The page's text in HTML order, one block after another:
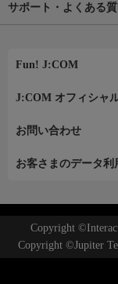
サポート・よくある質
Fun! J:COM
J:COM オフィシャ
お問い合わせ
お客さまのデータ利
Copyright
Copyright ©Jupiter